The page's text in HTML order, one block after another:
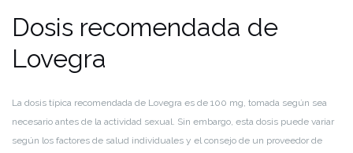
Dosis recomendada de
Lovegra
La dosis típica recomendada de Lovegra es de 100 mg, tomada según sea
necesario antes de la actividad sexual. Sin embargo, esta dosis puede variar
según los factores de salud individuales y el consejo de un proveedor de